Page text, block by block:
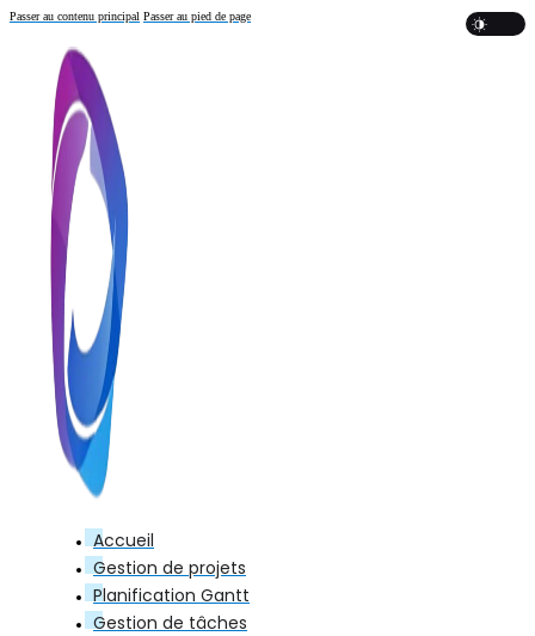
Passer au contenu principal Passer au pied de page
Accueil
Gestion de projets
Planification Gantt
Gestion de tâches